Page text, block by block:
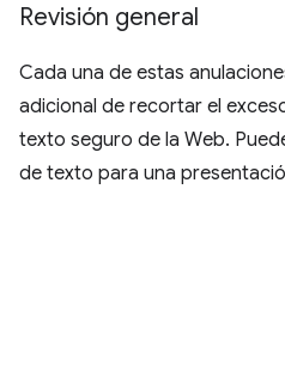
Revisión general
Cada una de estas
adicional de recortar el
texto seguro de la Web.
de texto para una